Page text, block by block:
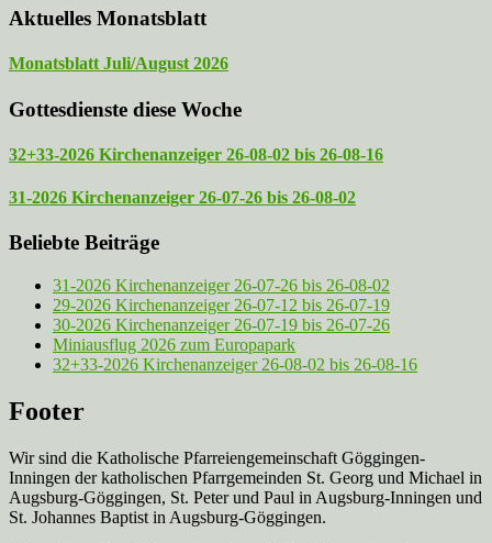
Aktuelles Monatsblatt
Monatsblatt Juli/August 2026
Gottesdienste diese Woche
32+33-2026 Kirchenanzeiger 26-08-02 bis 26-08-16
31-2026 Kirchenanzeiger 26-07-26 bis 26-08-02
Beliebte Beiträge
31-2026 Kirchenanzeiger 26-07-26 bis 26-08-02
29-2026 Kirchenanzeiger 26-07-12 bis 26-07-19
30-2026 Kirchenanzeiger 26-07-19 bis 26-07-26
Miniausflug 2026 zum Europapark
32+33-2026 Kirchenanzeiger 26-08-02 bis 26-08-16
Footer
Wir sind die Katholische Pfarreien­gemeinschaft Göggingen-
Inningen der katholischen Pfarrgemeinden St. Georg und Michael in
Augsburg-Göggingen, St. Peter und Paul in Augsburg-Inningen und
St. Johannes Baptist in Augsburg-Göggingen.